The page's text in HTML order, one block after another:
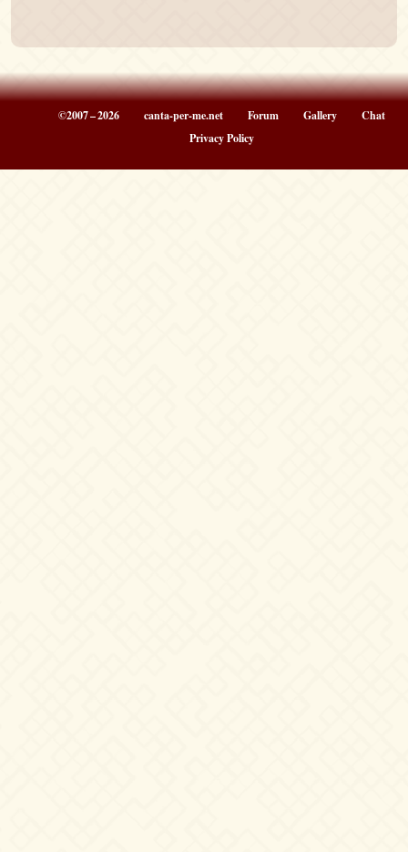
©2007 – 2026 canta-per-me.net Forum Gallery
Chat
Privacy Policy